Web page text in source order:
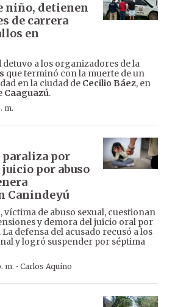
niño, detienen
de carrera
en
detuvo a los organizadores de la
que terminó con la muerte de un
en la ciudad de Cecilio Báez, en
Caaguazú.
m.
paraliza por
por abuso
Canindeyú
víctima de abuso sexual, cuestionan
y demora del juicio oral por
defensa del acusado recusó a los
y logró suspender por séptima
m. · Carlos Aquino